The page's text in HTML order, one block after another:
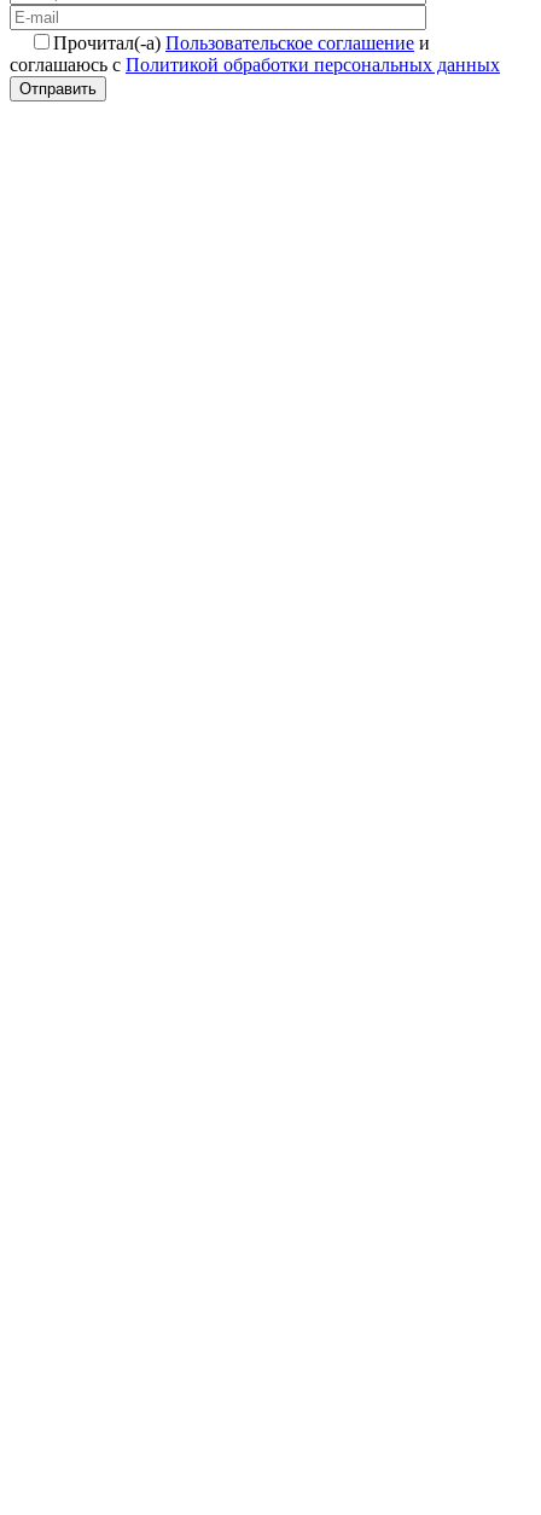
Прочитал(-а) Пользовательское соглашение и
соглашаюсь с Политикой обработки персональных данных
Отправить